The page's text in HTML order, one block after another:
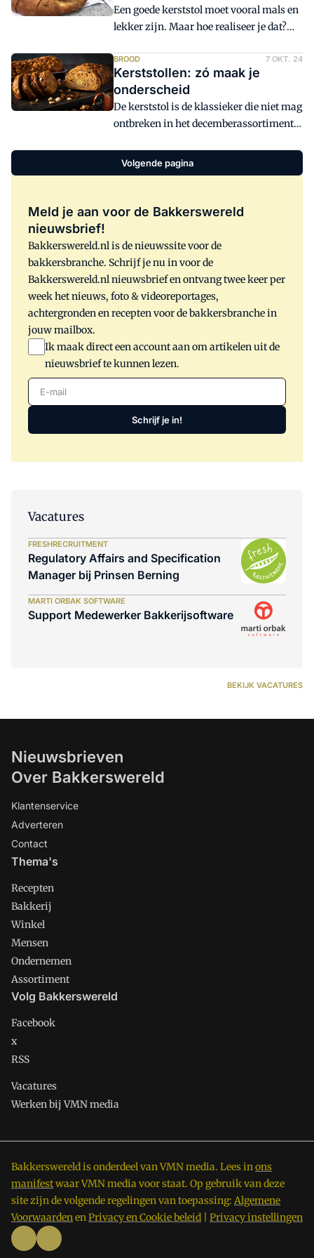
Een goede kerststol moet vooral mals en
lekker zijn. Maar hoe realiseer je dat?
vielen vorig jaar in de prijzen met hun
stollen tijdens de competitie van het
Echte Bakkersgilde. Wat is hun geheim?
BROOD 7 OKT. 24
Kerststollen: zó maak je
onderscheid
De kerststol is de klassieker die niet mag
ontbreken in het decemberassortiment.
is, zijn er ook trends waarneembaar.
Zoals het coaten met chocolade, met
dit artikel geven we tips om dit jaar hét
kerststol.
Volgende pagina
Meld je aan voor de Bakkerswereld
nieuwsbrief!
Bakkerswereld.nl is de nieuwssite voor de
bakkersbranche. Schrijf je nu in voor de
Bakkerswereld.nl nieuwsbrief en ontvang twee keer per
week het nieuws, foto & videoreportages,
achtergronden en recepten voor de bakkersbranche in
jouw mailbox.
Ik maak direct een account aan om artikelen uit de
nieuwsbrief te kunnen lezen.
E-mail
Schrijf je in!
Vacatures
FRESHRECRUITMENT
Regulatory Affairs and Specification
Manager bij Prinsen Berning
MARTI ORBAK SOFTWARE
Support Medewerker Bakkerijsoftware
BEKIJK VACATURES
Nieuwsbrieven
Over Bakkerswereld
Klantenservice
Adverteren
Contact
Thema's
Recepten
Bakkerij
Winkel
Mensen
Ondernemen
Assortiment
Volg Bakkerswereld
Facebook
x
RSS
Vacatures
Werken bij VMN media
Bakkerswereld is onderdeel van VMN media. Lees inons
manifestwaar VMN media voor staat. Op gebruik van deze
site zijn de volgende regelingen van toepassing: Algemene
VoorwaardenenPrivacy en Cookie beleid Privacy instellingen